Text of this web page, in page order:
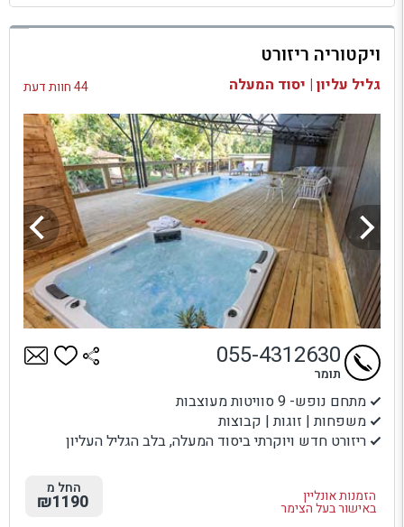
למתחם זה
בדיקת זמינות ומחירים
ויקטוריה ריזורט
גליל עליון | יסוד המעלה 44 חוות דעת
מתחם נופש- 9 סוויטות מעוצבות
משפחות | זוגות | קבוצות
ריזורט חדש ויוקרתי ביסוד המעלה, בלב הגליל העליון
הזמנות אונליין
באישור בעל הצימר
055-4312630
תומר
החל מ
₪1190